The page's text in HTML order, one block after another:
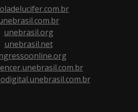
unebrasil.org
unebrasil.net